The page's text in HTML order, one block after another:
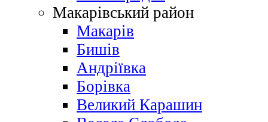
Макарівський район
Макарів
Бишів
Андріївка
Борівка
Великий Карашин